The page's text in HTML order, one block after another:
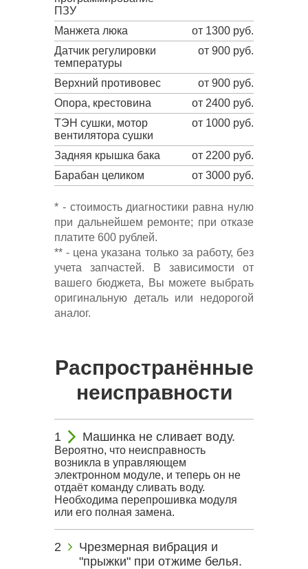
ПЗУ
Манжета люка
от 1300 руб.
Датчик регулировки
температуры
от 900 руб.
Верхний противовес
от 900 руб.
Опора, крестовина
от 2400 руб.
ТЭН сушки, мотор
вентилятора сушки
от 1000 руб.
Задняя крышка бака
от 2200 руб.
Барабан целиком
от 3000 руб.
* - стоимость диагностики равна нулю
при дальнейшем ремонте; при отказе
платите 600 рублей.
** - цена указана только за работу, без
учета запчастей. В зависимости от
вашего бюджета, Вы можете выбрать
оригинальную деталь или недорогой
аналог.
Распространённые
неисправности
Машинка не сливает воду.
Вероятно, что неисправность
возникла в управляющем
электронном модуле, и теперь он не
отдаёт команду сливать воду.
Необходима перепрошивка модуля
или его полная замена.
Чрезмерная вибрация и
"прыжки" при отжиме белья.